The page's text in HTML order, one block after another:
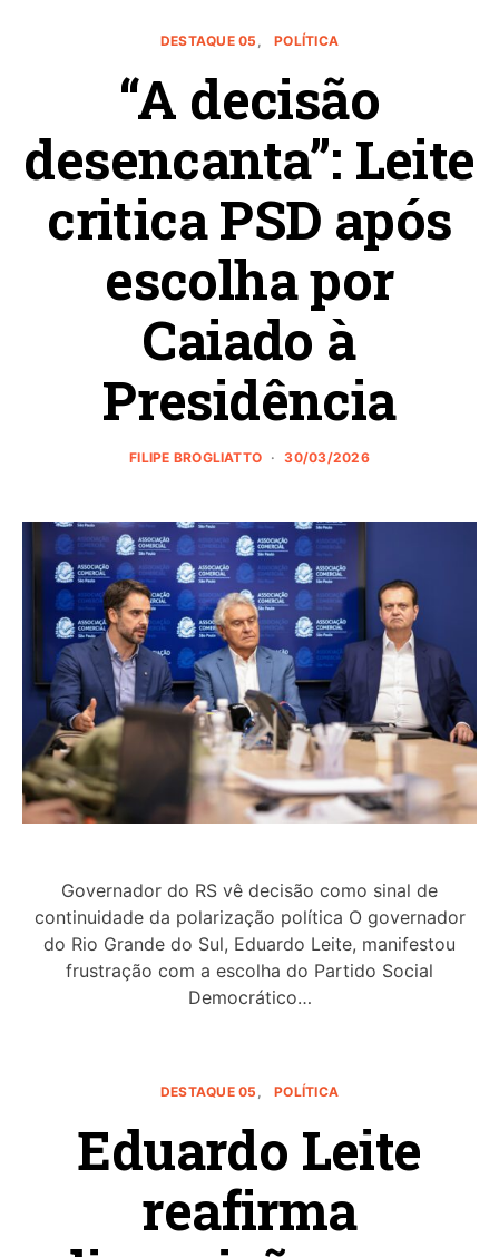
DESTAQUE 05 POLÍTICA
“A decisão
desencanta”: Leite
critica PSD após
escolha por
Caiado à
Presidência
FILIPE BROGLIATTO 30/03/2026
Governador do RS vê decisão como sinal de
continuidade da polarização política O governador
do Rio Grande do Sul, Eduardo Leite, manifestou
frustração com a escolha do Partido Social
Democrático…
DESTAQUE 05 POLÍTICA
Eduardo Leite
reafirma